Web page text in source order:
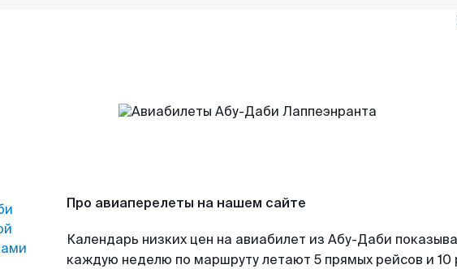
Про авиаперелеты на нашем сайте
Календарь низких цен на авиабилет из Абу-Даби
каждую неделю по маршруту летают 5 прямых рейсов и 10